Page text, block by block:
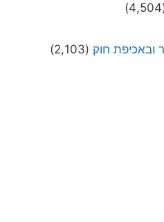
ובאכיפת חוק (2,103)